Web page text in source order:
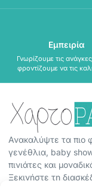
Εμπειρία
Γνωρίζουμε τις
φροντίζουμε να τις
Ανακαλύψτε τα πιο
γενέθλια, baby
πινιάτες και
Ξεκινήστε τη